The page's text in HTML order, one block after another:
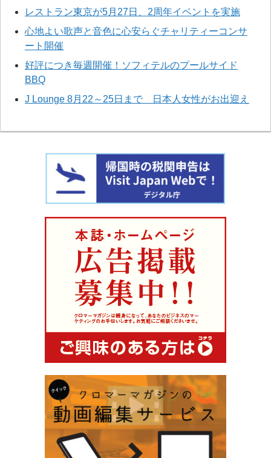
レストラン東京が5月27日、2周年イベントを実施
心地よい歌声と音色に心安らぐチャリティーコンサ
ート開催
好評につき毎週開催！ソフィテルのプールサイド
BBQ
J Lounge 8月22～25日まで 日本人女性がお出迎え